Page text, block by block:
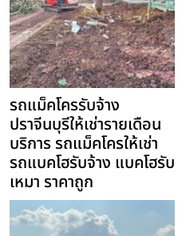
รถแม็คโครรับจ้าง
ปราจีนบุรีให้เช่ารายเดือน
บริการ รถแม็คโครให้เช่า
รถแบคโฮรับจ้าง แบคโฮรับ
เหมา ราคาถูก